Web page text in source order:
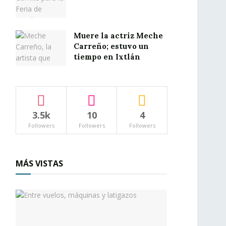
Muere la actriz Meche
Carreño; estuvo un
tiempo en Ixtlán
3.5k
Followers
10
Followers
4
Followers
MÁS VISTAS